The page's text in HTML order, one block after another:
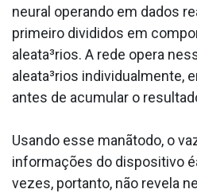
neural operando em dados
primeiro divididos em
aleata³rios. A rede opera
aleata³rios individualmente,
antes de acumular o
Usando esse manãtodo, o
informações do dispositivo
vezes, portanto, não revela